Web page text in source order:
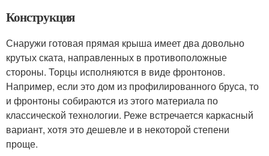
Конструкция
Снаружи готовая прямая крыша имеет два довольно
крутых ската, направленных в противоположные
стороны. Торцы исполняются в виде фронтонов.
Например, если это дом из профилированного бруса, то
и фронтоны собираются из этого материала по
классической технологии. Реже встречается каркасный
вариант, хотя это дешевле и в некоторой степени
проще.